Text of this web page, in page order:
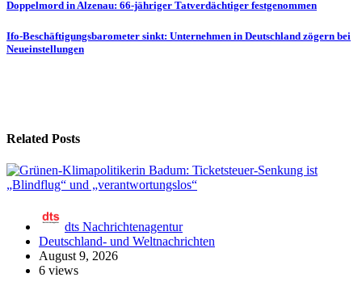
Beitragsnavigation
Doppelmord in Alzenau: 66-jähriger Tatverdächtiger festgenommen
Ifo-Beschäftigungsbarometer sinkt: Unternehmen in Deutschland zögern bei
Neueinstellungen
Related Posts
dts Nachrichtenagentur
Deutschland- und Weltnachrichten
August 9, 2026
6 views